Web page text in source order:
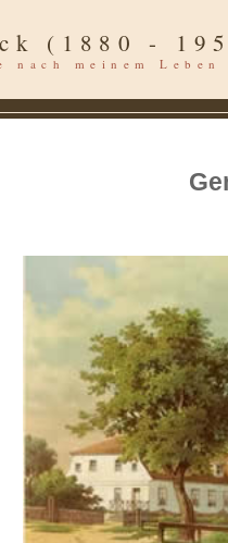
(1880 -
nach meinem Leben